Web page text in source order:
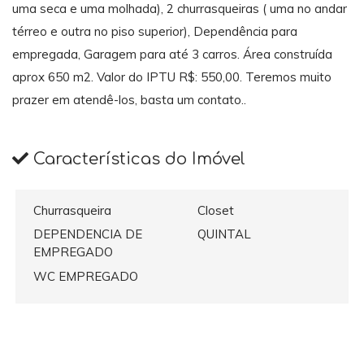
uma seca e uma molhada), 2 churrasqueiras ( uma no andar
térreo e outra no piso superior), Dependência para
empregada, Garagem para até 3 carros. Área construída
aprox 650 m2. Valor do IPTU R$: 550,00. Teremos muito
prazer em atendê-los, basta um contato..
Características do Imóvel
Churrasqueira
Closet
DEPENDENCIA DE
EMPREGADO
QUINTAL
WC EMPREGADO